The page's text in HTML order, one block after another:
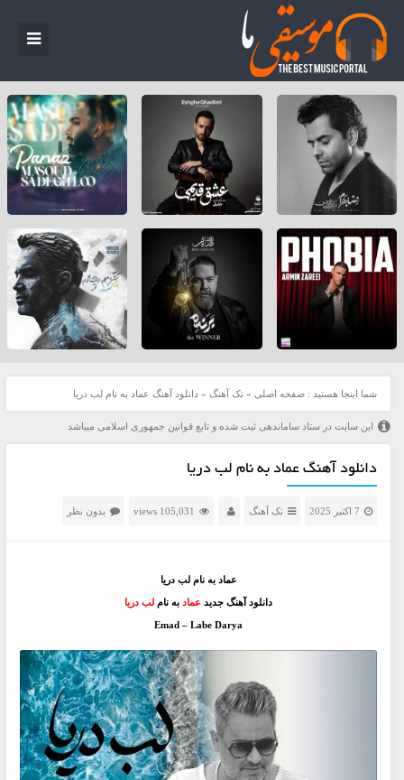
شما اینجا هستید : صفحه اصلی » تک آهنگ » دانلود آهنگ عماد به نام لب دریا
این سایت در ستاد ساماندهی ثبت شده و تابع قوانین جمهوری اسلامی میباشد
دانلود آهنگ عماد به نام لب دریا
7 اکتبر 2025 تک آهنگ 105,031 views بدون نظر
عماد به نام لب دریا
دانلود آهنگ جدیدعمادبه نام لب دریا
Emad – Labe Darya